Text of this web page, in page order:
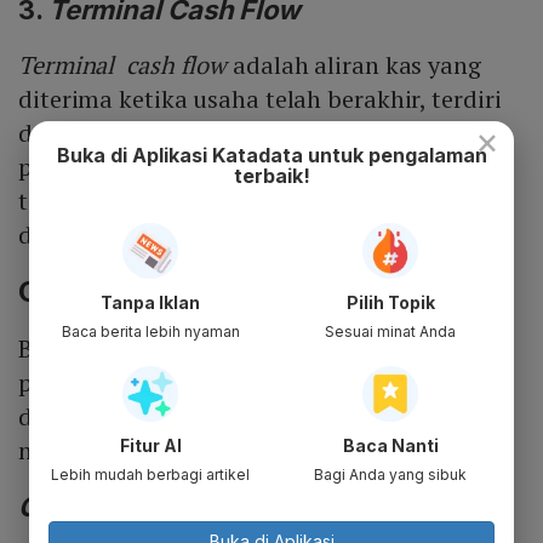
3. Terminal Cash Flow
Terminal cash flowadalah aliran kas yang
diterima ketika usaha telah berakhir, terdiri
dari nilai sisa (
) dari aset dan
pengembalian (recovery) modal kerja. Bila
terjadi penjualan barang sisa harus
diperhitungkan pajak penjualannya.
Cash Flow Positif dan Negatif
Berdasarkan selisih penerimaan dan
pengeluaran dalam laporan,
cash flow
dibedakan menjadi
positif dan
negatif.
Cash Flow
×
Buka di Aplikasi Katadata untuk pengalaman
terbaik!
Tanpa Iklan
Baca berita lebih nyaman
Pilih Topik
Sesuai minat Anda
Fitur AI
Lebih mudah berbagi artikel
Baca Nanti
Bagi Anda yang sibuk